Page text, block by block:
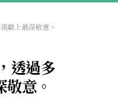
獻上最深敬意。
透過多
意。